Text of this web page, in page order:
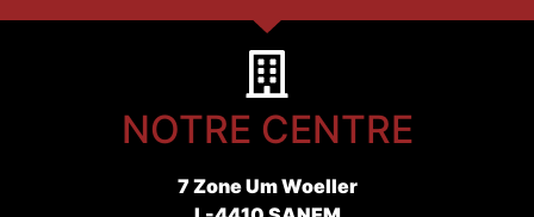
NOTRE CENTRE
7 Zone Um Woeller